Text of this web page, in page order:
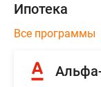
Ипотека
Все программы